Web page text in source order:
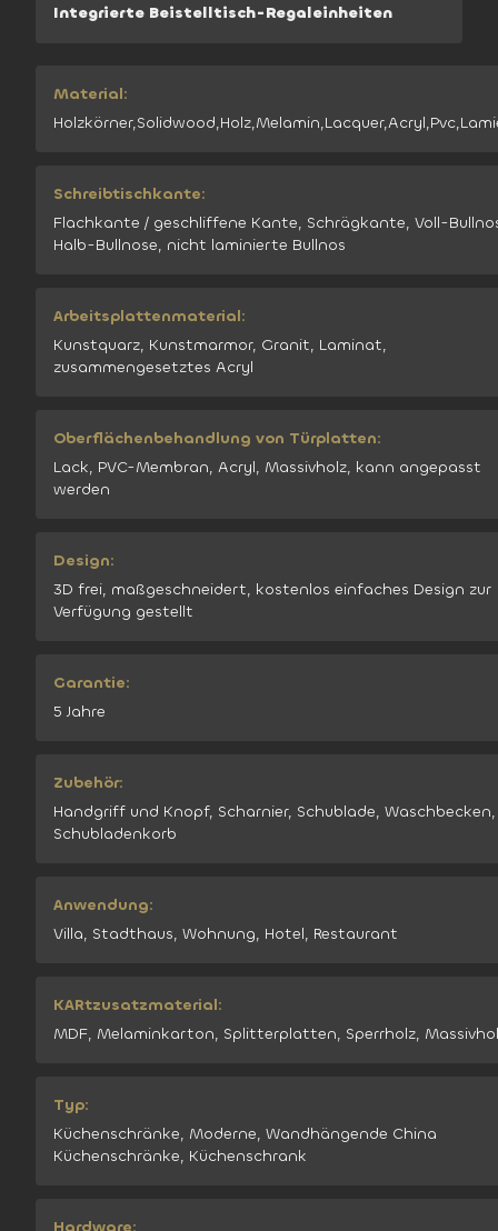
Integrierte Beistelltisch-Regaleinheiten
Material:
Schreibtischkante:
Flachkante / geschliffene Kante, Schrägkante, Voll-
Halb-Bullnose, nicht laminierte Bullnos
Arbeitsplattenmaterial:
Kunstquarz, Kunstmarmor, Granit, Laminat,
zusammengesetztes Acryl
Oberflächenbehandlung von Türplatten:
Lack, PVC-Membran, Acryl, Massivholz, kann angepasst
werden
Design:
3D frei, maßgeschneidert, kostenlos einfaches Design zur
Verfügung gestellt
Garantie:
5 Jahre
Zubehör:
Handgriff und Knopf, Scharnier, Schublade, Waschbecken,
Schubladenkorb
Anwendung:
Villa, Stadthaus, Wohnung, Hotel, Restaurant
KARtzusatzmaterial:
MDF, Melaminkarton, Splitterplatten, Sperrholz,
Typ:
Küchenschränke, Moderne, Wandhängende China
Küchenschränke, Küchenschrank